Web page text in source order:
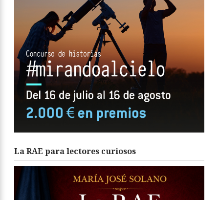
La RAE para lectores curiosos